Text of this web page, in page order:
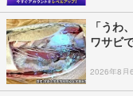
「う
ワサビ
2026年8月